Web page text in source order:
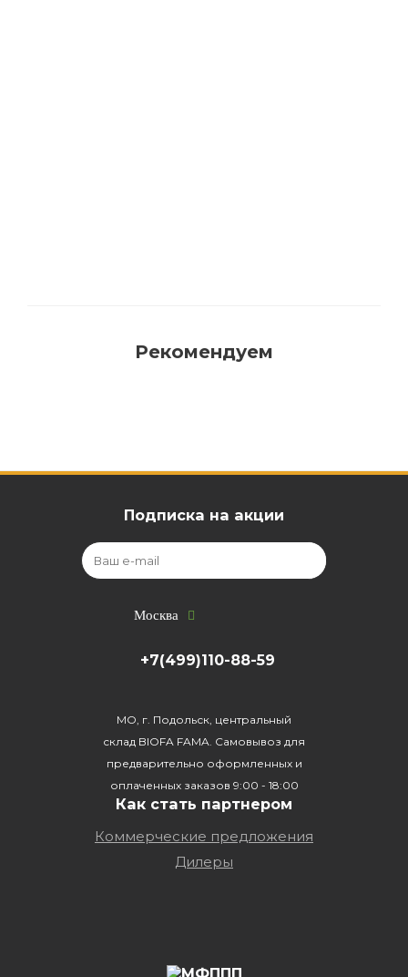
Рекомендуем
Подписка на акции
Москва
+7(499)110-88-59
МО, г. Подольск, центральный
склад BIOFA FAMA. Самовывоз для
предварительно оформленных и
оплаченных заказов 9:00 - 18:00
Как стать партнером
Коммерческие предложения
Дилеры